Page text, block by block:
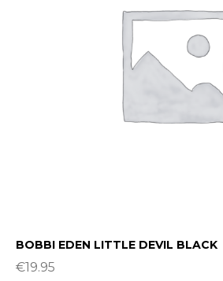
BOBBI EDEN LITTLE DEVIL BLACK
€19.95